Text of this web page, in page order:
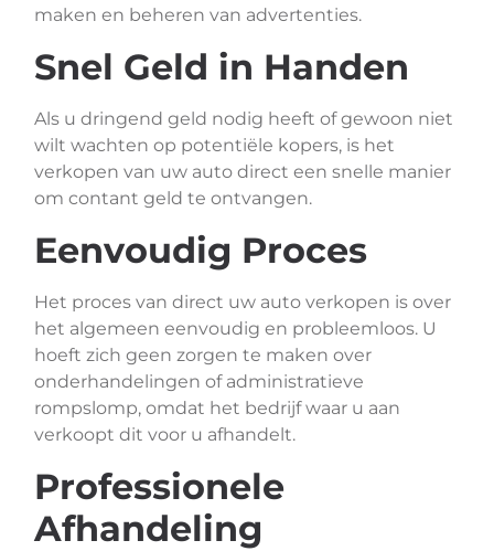
maken en beheren van advertenties.
Snel Geld in Handen
Als u dringend geld nodig heeft of gewoon niet
wilt wachten op potentiële kopers, is het
verkopen van uw auto direct een snelle manier
om contant geld te ontvangen.
Eenvoudig Proces
Het proces van direct uw auto verkopen is over
het algemeen eenvoudig en probleemloos. U
hoeft zich geen zorgen te maken over
onderhandelingen of administratieve
rompslomp, omdat het bedrijf waar u aan
verkoopt dit voor u afhandelt.
Professionele
Afhandeling